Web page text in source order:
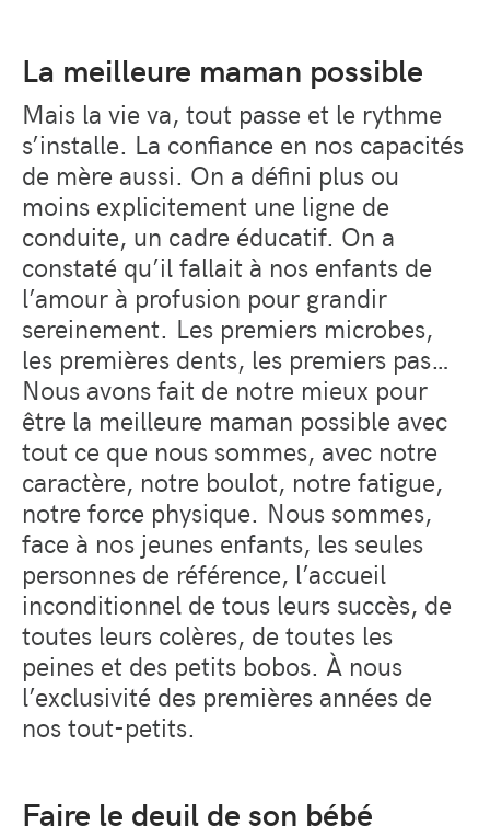
La meilleure maman possible
Mais la vie va, tout passe et le rythme
s’installe. La confiance en nos capacités
de mère aussi. On a défini plus ou
moins explicitement une ligne de
conduite, un cadre éducatif. On a
constaté qu’il fallait à nos enfants de
l’amour à profusion pour grandir
sereinement. Les premiers microbes,
les premières dents, les premiers pas…
Nous avons fait de notre mieux pour
être la meilleure maman possible avec
tout ce que nous sommes, avec notre
caractère, notre boulot, notre fatigue,
notre force physique. Nous sommes,
face à nos jeunes enfants, les seules
personnes de référence, l’accueil
inconditionnel de tous leurs succès, de
toutes leurs colères, de toutes les
peines et des petits bobos. À nous
l’exclusivité des premières années de
nos tout-petits.
Faire le deuil de son bébé